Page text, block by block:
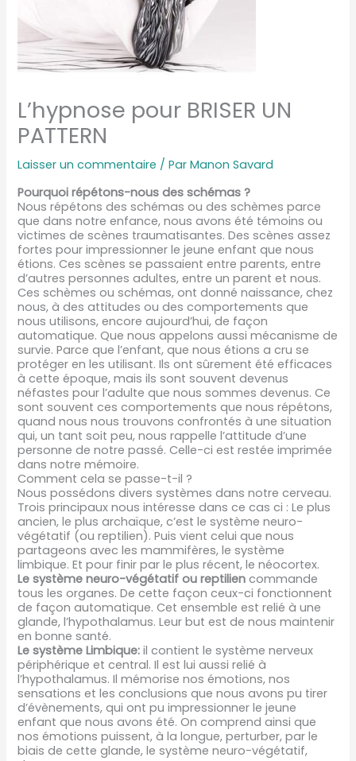
L’hypnose pour BRISER UN
PATTERN
Laisser un commentaire / ParManon Savard
Pourquoi répétons-nous des schémas ?
Nous répétons des schémas ou des schèmes parce
que dans notre enfance, nous avons été témoins ou
victimes de scènes traumatisantes. Des scènes assez
fortes pour impressionner le jeune enfant que nous
étions. Ces scènes se passaient entre parents, entre
d’autres personnes adultes, entre un parent et nous.
Ces schèmes ou schémas, ont donné naissance, chez
nous, à des attitudes ou des comportements que
nous utilisons, encore aujourd’hui, de façon
automatique. Que nous appelons aussi mécanisme de
survie. Parce que l’enfant, que nous étions a cru se
protéger en les utilisant. Ils ont sûrement été efficaces
à cette époque, mais ils sont souvent devenus
néfastes pour l’adulte que nous sommes devenus. Ce
sont souvent ces comportements que nous répétons,
quand nous nous trouvons confrontés à une situation
qui, un tant soit peu, nous rappelle l’attitude d’une
personne de notre passé. Celle-ci est restée imprimée
dans notre mémoire.
Comment cela se passe-t-il ?
Nous possédons divers systèmes dans notre cerveau.
Trois principaux nous intéresse dans ce cas ci : Le plus
ancien, le plus archaïque, c’est le système neuro-
végétatif (ou reptilien). Puis vient celui que nous
partageons avec les mammifères, le système
limbique. Et pour finir par le plus récent, le néocortex.
Le système neuro-végétatif ou reptilien commande
tous les organes. De cette façon ceux-ci fonctionnent
de façon automatique. Cet ensemble est relié à une
glande, l’hypothalamus. Leur but est de nous maintenir
en bonne santé.
Le système Limbique: il contient le système nerveux
périphérique et central. Il est lui aussi relié à
l’hypothalamus. Il mémorise nos émotions, nos
sensations et les conclusions que nous avons pu tirer
d’évènements, qui ont pu impressionner le jeune
enfant que nous avons été. On comprend ainsi que
nos émotions puissent, à la longue, perturber, par le
biais de cette glande, le système neuro-végétatif,